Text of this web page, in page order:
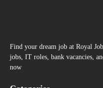
Find your dream job at Royal
jobs, IT roles, bank vacancies,
now